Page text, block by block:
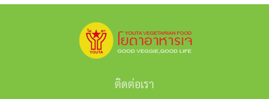
ติดต่อเรา